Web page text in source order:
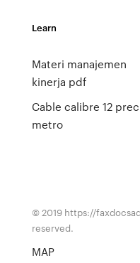
Learn
Materi manajemen
kinerja pdf
Cable calibre 12
metro
© 2019 https://
reserved.
MAP